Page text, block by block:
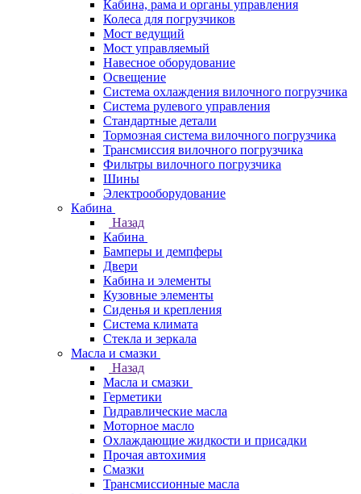
Кабина, рама и органы управления
Колеса для погрузчиков
Мост ведущий
Мост управляемый
Навесное оборудование
Освещение
Система охлаждения вилочного погрузчика
Система рулевого управления
Стандартные детали
Тормозная система вилочного погрузчика
Трансмиссия вилочного погрузчика
Фильтры вилочного погрузчика
Шины
Электрооборудование
Кабина
Назад
Кабина
Бамперы и демпферы
Двери
Кабина и элементы
Кузовные элементы
Сиденья и крепления
Система климата
Стекла и зеркала
Масла и смазки
Назад
Масла и смазки
Герметики
Гидравлические масла
Моторное масло
Охлаждающие жидкости и присадки
Прочая автохимия
Смазки
Трансмиссионные масла